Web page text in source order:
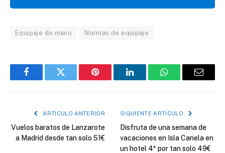
Equipaje de mano Normas de equipaje
FacebookTwitter Pinterest LinkedInWhatsAppCorreo
ARTÍCULO ANTERIOR
Vuelos baratos de Lanzarote
a Madrid desde tan solo 51€
SIGUIENTE ARTÍCULO
Disfruta de una semana de
vacaciones en Isla Canela en
un hotel 4* por tan solo 49€